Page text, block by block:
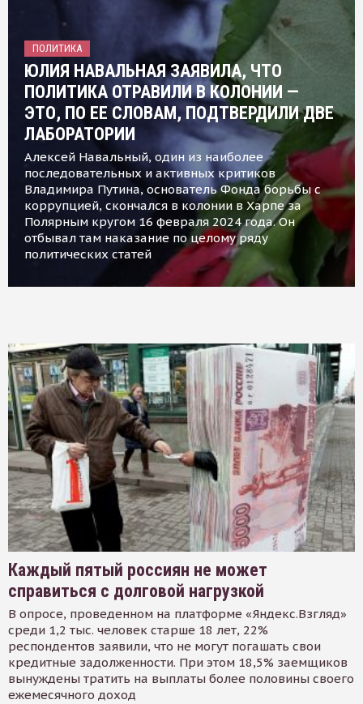
ПОЛИТИКА
ЮЛИЯ НАВАЛЬНАЯ ЗАЯВИЛА, ЧТО
ПОЛИТИКА ОТРАВИЛИ В КОЛОНИИ —
ЭТО, ПО ЕЕ СЛОВАМ, ПОДТВЕРДИЛИ ДВЕ
ЛАБОРАТОРИИ
Алексей Навальный, один из наиболее
последовательных и активных критиков
Владимира Путина, основатель Фонда борьбы с
коррупцией, скончался в колонии в Харпе за
Полярным кругом 16 февраля 2024 года. Он
отбывал там наказание по целому ряду
политических статей
Каждый пятый россиян не может
справиться с долговой нагрузкой
В опросе, проведенном на платформе «Яндекс.Взгляд»
среди 1,2 тыс. человек старше 18 лет, 22%
респондентов заявили, что не могут погашать свои
кредитные задолженности. При этом 18,5% заемщиков
вынуждены тратить на выплаты более половины своего
ежемесячного доход